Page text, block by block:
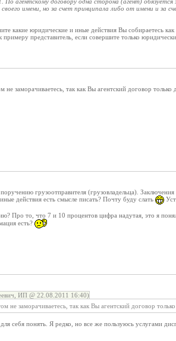
имени, но за счет принципала либо от имени и за
какие юридические и иные действия Вы собираетесь
примеру представитель, если совершите только
заморачиваетесь, так как Вы агентский договор только
грузоотправителя (грузовладельца).
действия есть смысле писать? Почту буду слать
Про то, что 7 и 10 процентов цифра надутая, это я
есть?
ИП @ 22.08.2011 16:40)
заморачиваетесь, так как Вы агентский договор только
себя понять. Я редко, но все же пользуюсь услугами